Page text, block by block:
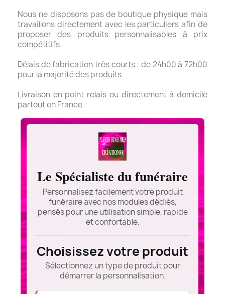
Nous ne disposons pas de boutique physique mais
travaillons directement avec les particuliers afin de
proposer des produits personnalisables à prix
compétitifs.
Délais de fabrication très courts : de 24h00 à 72h00
pour la majorité des produits.
Livraison en point relais ou directement à domicile
partout en France.
Le Spécialiste du funéraire
Personnalisez facilement votre produit
funéraire avec nos modules dédiés,
pensés pour une utilisation simple, rapide
et confortable.
Choisissez votre produit
Sélectionnez un type de produit pour
démarrer la personnalisation.